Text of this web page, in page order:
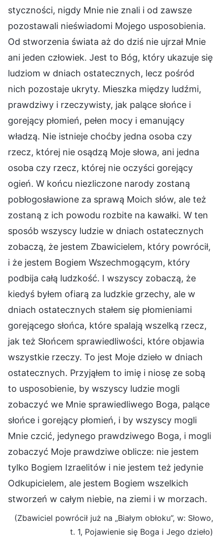
styczności, nigdy Mnie nie znali i od zawsze
pozostawali nieświadomi Mojego usposobienia.
Od stworzenia świata aż do dziś nie ujrzał Mnie
ani jeden człowiek. Jest to Bóg, który ukazuje się
ludziom w dniach ostatecznych, lecz pośród
nich pozostaje ukryty. Mieszka między ludźmi,
prawdziwy i rzeczywisty, jak palące słońce i
gorejący płomień, pełen mocy i emanujący
władzą. Nie istnieje choćby jedna osoba czy
rzecz, której nie osądzą Moje słowa, ani jedna
osoba czy rzecz, której nie oczyści gorejący
ogień. W końcu niezliczone narody zostaną
pobłogosławione za sprawą Moich słów, ale też
zostaną z ich powodu rozbite na kawałki. W ten
sposób wszyscy ludzie w dniach ostatecznych
zobaczą, że jestem Zbawicielem, który powrócił,
i że jestem Bogiem Wszechmogącym, który
podbija całą ludzkość. I wszyscy zobaczą, że
kiedyś byłem ofiarą za ludzkie grzechy, ale w
dniach ostatecznych stałem się płomieniami
gorejącego słońca, które spalają wszelką rzecz,
jak też Słońcem sprawiedliwości, które objawia
wszystkie rzeczy. To jest Moje dzieło w dniach
ostatecznych. Przyjąłem to imię i niosę ze sobą
to usposobienie, by wszyscy ludzie mogli
zobaczyć we Mnie sprawiedliwego Boga, palące
słońce i gorejący płomień, i by wszyscy mogli
Mnie czcić, jedynego prawdziwego Boga, i mogli
zobaczyć Moje prawdziwe oblicze: nie jestem
tylko Bogiem Izraelitów i nie jestem też jedynie
Odkupicielem, ale jestem Bogiem wszelkich
stworzeń w całym niebie, na ziemi i w morzach.
(Zbawiciel powrócił już na „Białym obłoku”, w: Słowo,
t. 1, Pojawienie się Boga i Jego dzieło)